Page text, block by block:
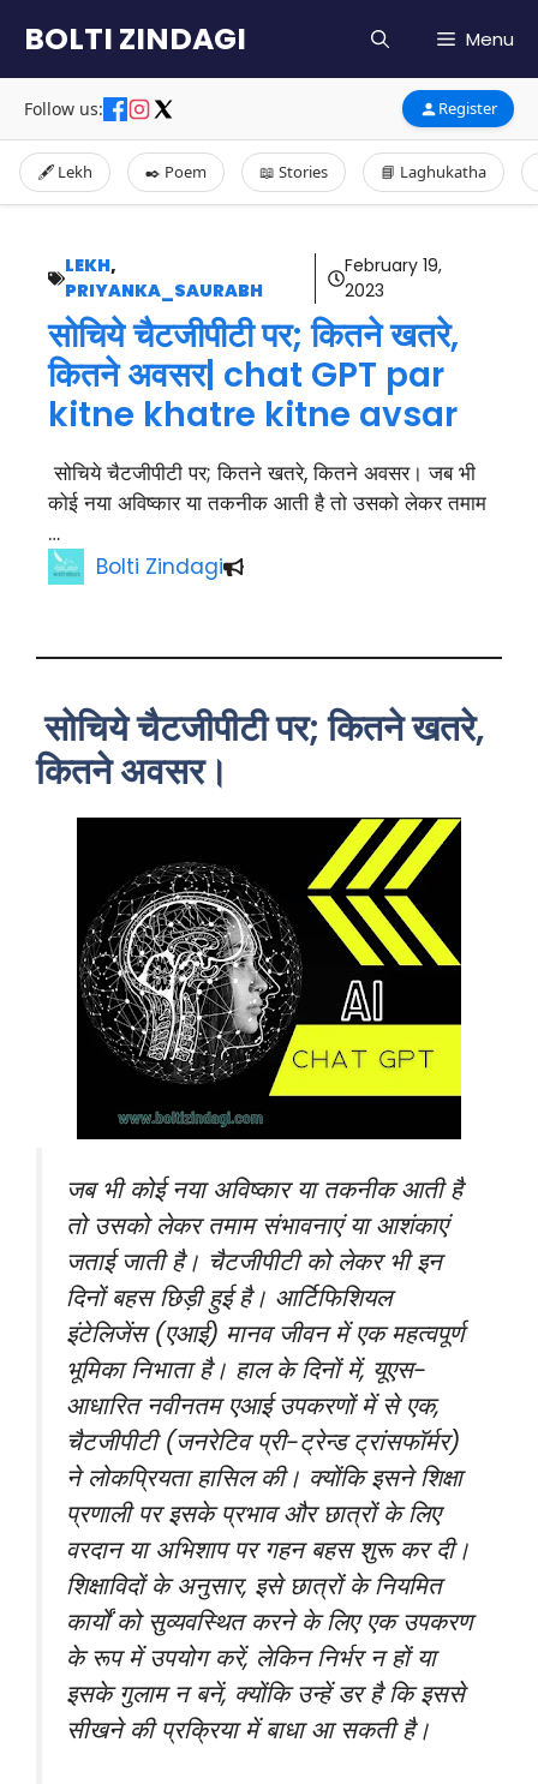
content
BOLTI ZINDAGI Menu
Follow us: Register
🖋️ Lekh ✒️ Poem 📖 Stories 📘 Laghukatha
LEKH,
PRIYANKA_SAURABH
February 19,
2023
सोचिये चैटजीपीटी पर; कितने खतरे,
कितने अवसर| chat GPT par
kitne khatre kitne avsar
सोचिये चैटजीपीटी पर; कितने खतरे, कितने अवसर। जब भी
कोई नया अविष्कार या तकनीक आती है तो उसको लेकर तमाम
…
Bolti Zindagi
सोचिये चैटजीपीटी पर; कितने खतरे,
कितने अवसर।
जब भी कोई नया अविष्कार या तकनीक आती है
तो उसको लेकर तमाम संभावनाएं या आशंकाएं
जताई जाती है। चैटजीपीटी को लेकर भी इन
दिनों बहस छिड़ी हुई है। आर्टिफिशियल
इंटेलिजेंस (एआई) मानव जीवन में एक महत्वपूर्ण
भूमिका निभाता है। हाल के दिनों में, यूएस-
आधारित नवीनतम एआई उपकरणों में से एक,
चैटजीपीटी (जनरेटिव प्री-ट्रेन्ड ट्रांसफॉर्मर)
ने लोकप्रियता हासिल की। क्योंकि इसने शिक्षा
प्रणाली पर इसके प्रभाव और छात्रों के लिए
वरदान या अभिशाप पर गहन बहस शुरू कर दी।
शिक्षाविदों के अनुसार, इसे छात्रों के नियमित
कार्यों को सुव्यवस्थित करने के लिए एक उपकरण
के रूप में उपयोग करें, लेकिन निर्भर न हों या
इसके गुलाम न बनें, क्योंकि उन्हें डर है कि इससे
सीखने की प्रक्रिया में बाधा आ सकती है।